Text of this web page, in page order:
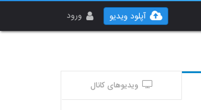
ورود آپلود ویدیو
ویدیوهای کانال